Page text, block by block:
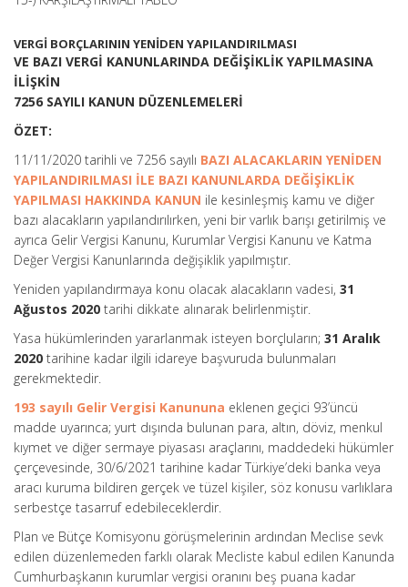
VERGİ BORÇLARININ YENİDEN YAPILANDIRILMASI
VE BAZI VERGİ KANUNLARINDA DEĞİŞİKLİK YAPILMASINA
İLİŞKİN
7256 SAYILI KANUN DÜZENLEMELERİ
ÖZET:
11/11/2020 tarihli ve 7256 sayılı BAZI ALACAKLARIN YENİDEN
YAPILANDIRILMASI İLE BAZI KANUNLARDA DEĞİŞİKLİK
YAPILMASI HAKKINDA KANUN ile kesinleşmiş kamu ve diğer
bazı alacakların yapılandırılırken, yeni bir varlık barışı getirilmiş ve
ayrıca Gelir Vergisi Kanunu, Kurumlar Vergisi Kanunu ve Katma
Değer Vergisi Kanunlarında değişiklik yapılmıştır.
Yeniden yapılandırmaya konu olacak alacakların vadesi, 31
Ağustos 2020 tarihi dikkate alınarak belirlenmiştir.
Yasa hükümlerinden yararlanmak isteyen borçluların; 31 Aralık
2020 tarihine kadar ilgili idareye başvuruda bulunmaları
gerekmektedir.
193 sayılı Gelir Vergisi Kanununa eklenen geçici 93’üncü
madde uyarınca; yurt dışında bulunan para, altın, döviz, menkul
kıymet ve diğer sermaye piyasası araçlarını, maddedeki hükümler
çerçevesinde, 30/6/2021 tarihine kadar Türkiye’deki banka veya
aracı kuruma bildiren gerçek ve tüzel kişiler, söz konusu varlıklara
serbestçe tasarruf edebileceklerdir.
Plan ve Bütçe Komisyonu görüşmelerinin ardından Meclise sevk
edilen düzenlemeden farklı olarak Mecliste kabul edilen Kanunda
Cumhurbaşkanın kurumlar vergisi oranını beş puana kadar